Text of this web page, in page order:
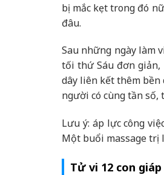
bị mắc kẹt trong đó
đâu.
Sau những ngày làm
tối thứ Sáu đơn giản,
dây liên kết thêm
người có cùng tần số,
Lưu ý: áp lực công
Một buổi massage trị
Tử vi 12 con